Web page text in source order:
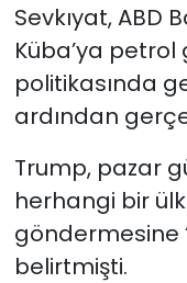
Sevkıyat, ABD
Küba’ya
politikasında
ardından
Trump, pazar
herhangi bir
göndermesine
belirtmişti.